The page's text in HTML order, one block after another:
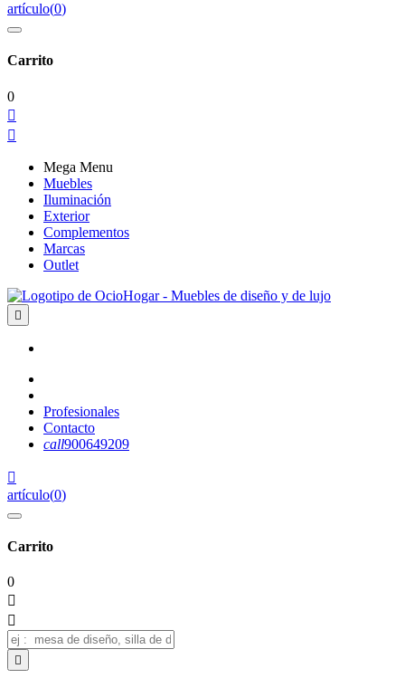
artículo(0)
Carrito
0


Mega Menu
Muebles
Iluminación
Exterior
Complementos
Marcas
Outlet

Profesionales
Contacto
call900649209

artículo(0)
Carrito
0


